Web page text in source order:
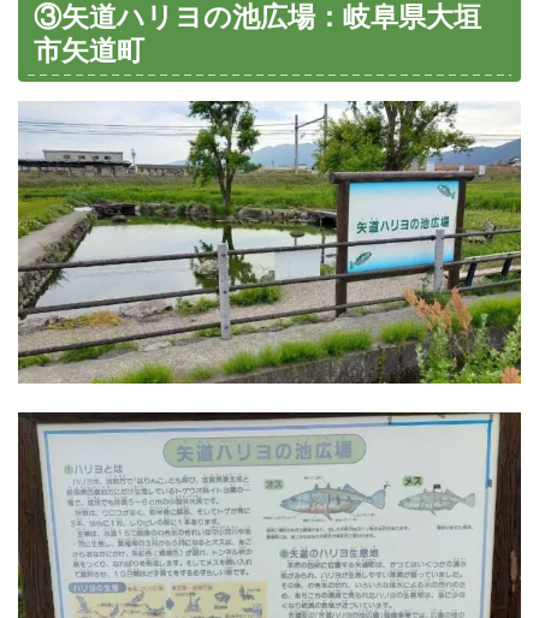
③矢道ハリヨの池広場：岐阜県大垣
市矢道町